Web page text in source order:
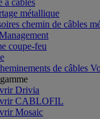
à câbles
métallique
chemin de câbles
coupe-feu
de câbles
Drivia
CABLOFIL
Mosaic